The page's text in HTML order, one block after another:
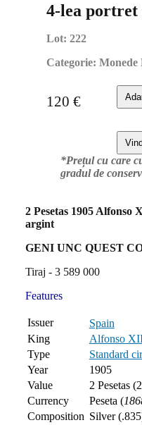
4-lea portret
Lot: 222
Categorie:
120 €
*Prețul cu care
gradul de
2 Pesetas 1905
argint
GENI UNC QUEST
Tiraj - 3 589 000
Features
Issuer
Spain
King
Alfonso
Type
Standard
Year
1905
Value
2 Pesetas
Currency
Peseta (
Composition Silver